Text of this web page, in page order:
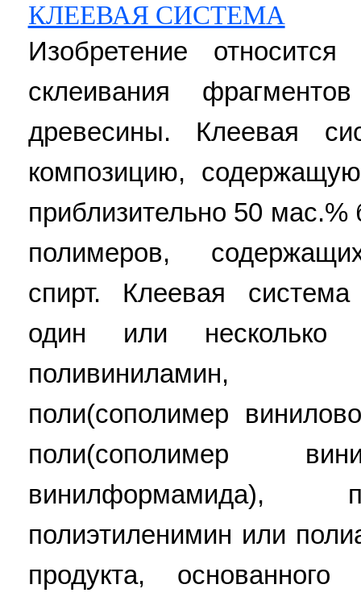
КЛЕЕВАЯ СИСТЕМА
Изобретение
склеивания
древесины. Клеевая
композицию,
приблизительно 50 мас.%
полимеров,
спирт. Клеевая
один или несколько
поливиниламин,
поли(сополимер
поли(сополимер
винилформамида),
полиэтиленимин или
продукта,